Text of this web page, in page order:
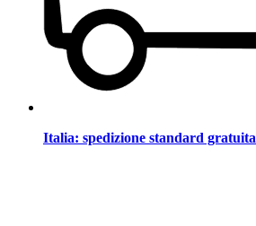
Italia: spedizione standard gratuita